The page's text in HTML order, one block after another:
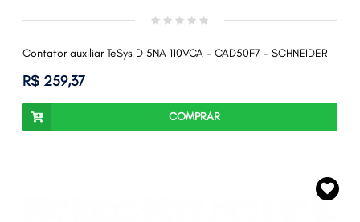
Contator auxiliar TeSys D 5NA 110VCA - CAD50F7 - SCHNEIDER
R$ 259,37
COMPRAR